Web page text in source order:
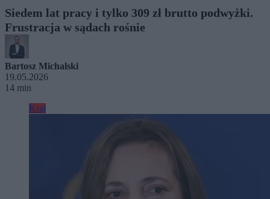
Siedem lat pracy i tylko 309 zł brutto podwyżki.
Frustracja w sądach rośnie
Bartosz Michalski
19.05.2026
14 min
Kraj